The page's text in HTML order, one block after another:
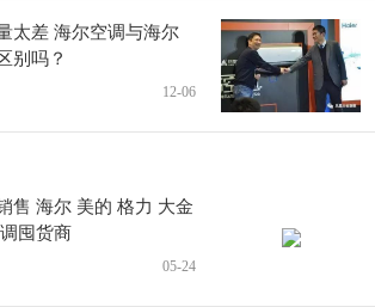
太差 海尔空调与海尔
别吗？
12-06
售 海尔 美的 格力 大金
囤货商
05-24